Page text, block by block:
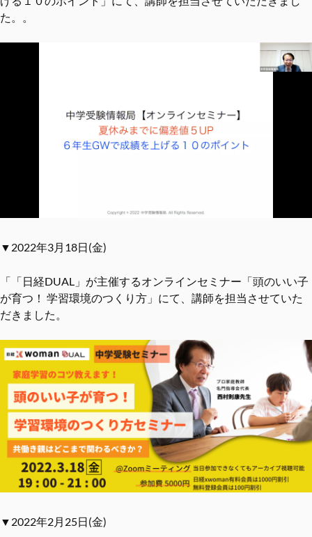
た。。
▼2022年3月18日(金)
「「日経DUAL」が主催するオンラインセミナー「頭のいい子
が育つ！ 学習環境のつくり方」にて、講師を担当させていた
だきました。
▼2022年2月25日(金)